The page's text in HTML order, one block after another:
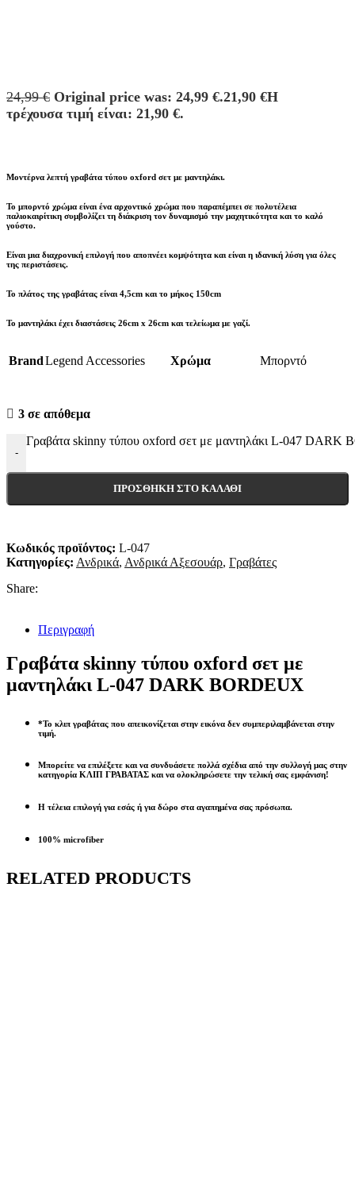
24,99€ Original price was: 24,99 €.21,90 €Η
τρέχουσα τιμή είναι: 21,90 €.
Μοντέρνα λεπτή γραβάτα τύπου oxford σετ με μαντηλάκι.
Το μπορντό χρώμα είναι ένα αρχοντικό χρώμα που παραπέμπει σε πολυτέλεια
παλιοκαιρίτικη συμβολίζει τη διάκριση τον δυναμισμό την μαχητικότητα και το καλό
γούστο.
Είναι μια διαχρονική επιλογή που αποπνέει κομψότητα και είναι η ιδανική λύση για όλες
της περιστάσεις.
Το πλάτος της γραβάτας είναι 4,5cm και το μήκος 150cm
Το μαντηλάκι έχει διαστάσεις 26cm x 26cm και τελείωμα με γαζί.
BrandLegend Accessories Χρώμα Μπορντό
3 σε απόθεμα
-
Γραβάτα skinny τύπου oxford σετ με μαντηλάκι L-047 DARK
ΠΡΟΣΘΉΚΗ ΣΤΟ ΚΑΛΆΘΙ
Κωδικός προϊόντος: L-047
Κατηγορίες: Ανδρικά, Ανδρικά Αξεσουάρ, Γραβάτες
Share:
Περιγραφή
Γραβάτα skinny τύπου oxford σετ με
μαντηλάκι L-047 DARK BORDEUX
*Το κλιπ γραβάτας που απεικονίζεται στην εικόνα δεν συμπεριλαμβάνεται στην
τιμή.
Μπορείτε να επιλέξετε και να συνδυάσετε πολλά σχέδια από την συλλογή μας στην
κατηγορία ΚΛΙΠ ΓΡΑΒΑΤΑΣ και να ολοκληρώσετε την τελική σας εμφάνιση!
Η τέλεια επιλογή για εσάς ή για δώρο στα αγαπημένα σας πρόσωπα.
100% microfiber
RELATED PRODUCTS